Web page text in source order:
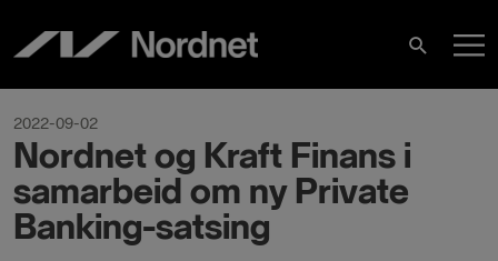
content
Search
2022-09-02
Nordnet og Kraft Finans i
samarbeid om ny Private
Banking-satsing